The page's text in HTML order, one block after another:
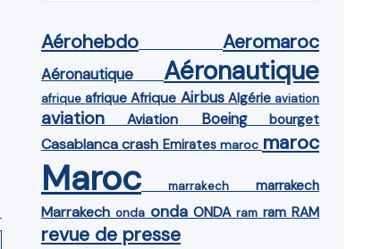
Aérohebdo Aeromaroc
Aéronautique Aéronautique
afrique afrique Afrique Airbus Algérie aviation
aviation Aviation Boeing bourget
Casablanca crash Emirates maroc maroc
Maroc marrakech marrakech
Marrakech onda onda ONDA ram ram RAM
revue de presse